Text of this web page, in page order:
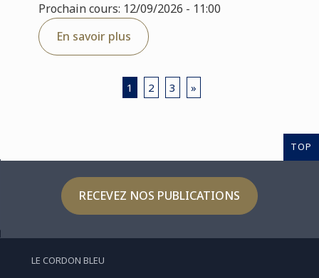
Prochain cours: 12/09/2026 - 11:00
En savoir plus
1 2 3 »
TOP
RECEVEZ NOS PUBLICATIONS
LE CORDON BLEU